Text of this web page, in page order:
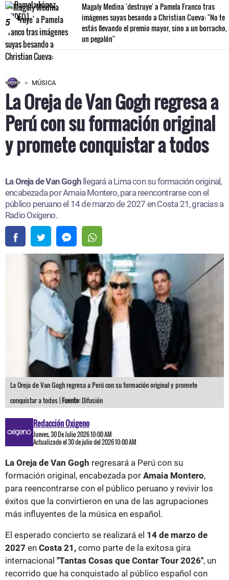
5
Magaly Medina 'destruye' a Pamela Franco tras
imágenes suyas besando a Christian Cueva: "No te
estás llevando el premio mayor, sino a un borracho,
un pegalón"
MÚSICA
La Oreja de Van Gogh regresa a
Perú con su formación original
y promete conquistar a todos
La Oreja de Van Gogh llegará a Lima con su formación original,
encabezada por Amaia Montero, para reencontrarse con el
público peruano el 14 de marzo de 2027 en Costa 21, gracias a
Radio Oxígeno.
La Oreja de Van Gogh regresa a Perú con su formación original y promete
conquistar a todos |Fuente:Difusión
Redacción Oxigeno
Jueves, 30 De Julio 2026 10:00 AM
Actualizado el 30 de julio del 2026 10:00 AM
La Oreja de Van Gogh regresará a Perú con su
formación original, encabezada por Amaia Montero,
para reencontrarse con el público peruano y revivir los
éxitos que la convirtieron en una de las agrupaciones
más influyentes de la música en español.
El esperado concierto se realizará el 14 de marzo de
2027 en Costa 21, como parte de la exitosa gira
internacional "Tantas Cosas que Contar Tour 2026", un
recorrido que ha conquistado al público español con